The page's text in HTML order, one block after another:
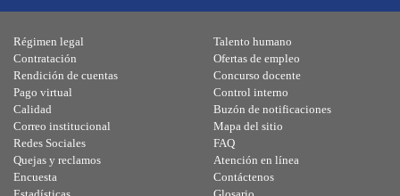
Régimen legal
Contratación
Rendición de cuentas
Pago virtual
Calidad
Talento humano
Ofertas de empleo
Concurso docente
Control interno
Buzón de notificaciones
Correo institucional
Redes Sociales
Quejas y reclamos
Encuesta
Mapa del sitio
FAQ
Atención en línea
Contáctenos